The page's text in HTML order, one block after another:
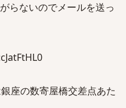
らないのでメールを送っ
座の数寄屋橋交差点あた